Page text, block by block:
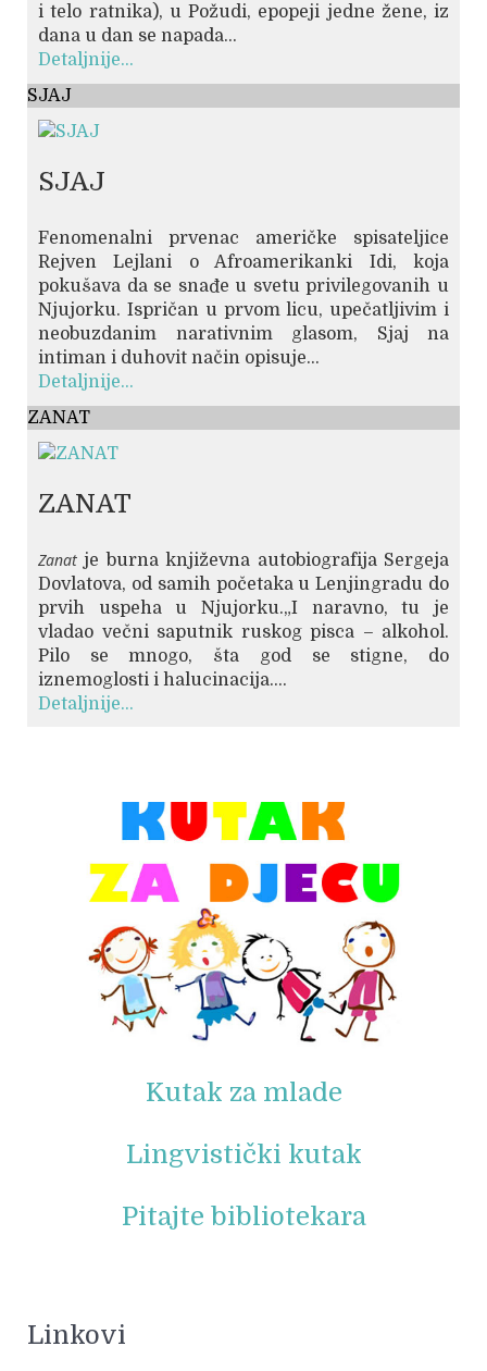
i telo ratnika), u Požudi, epopeji jedne žene, iz
dana u dan se napada...
Detaljnije...
SJAJ
SJAJ
Fenomenalni prvenac američke spisateljice
Rejven Lejlani o Afroamerikanki Idi, koja
pokušava da se snađe u svetu privilegovanih u
Njujorku. Ispričan u prvom licu, upečatljivim i
neobuzdanim narativnim glasom, Sjaj na
intiman i duhovit način opisuje...
Detaljnije...
ZANAT
ZANAT
Zanat je burna književna autobiografija Sergeja
Dovlatova, od samih početaka u Lenjingradu do
prvih uspeha u Njujorku.„I naravno, tu je
vladao večni saputnik ruskog pisca – alkohol.
Pilo se mnogo, šta god se stigne, do
iznemoglosti i halucinacija....
Detaljnije...
Kutak za mlade
Lingvistički kutak
Pitajte bibliotekara
Linkovi